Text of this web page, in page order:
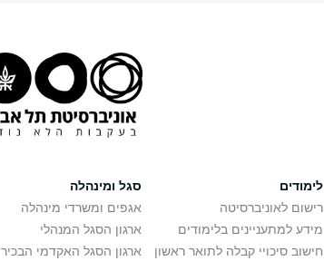
לימודים
רישום לאוניברסיטה
מידע למתעניינים בלימודים
חישוב סיכויי קבלה לתואר ראשון
סגל ומינהלה
אגפים ומשרדי מינהלה
ארגון הסגל המנהלי
ארגון הסגל האקדמי הבכיר